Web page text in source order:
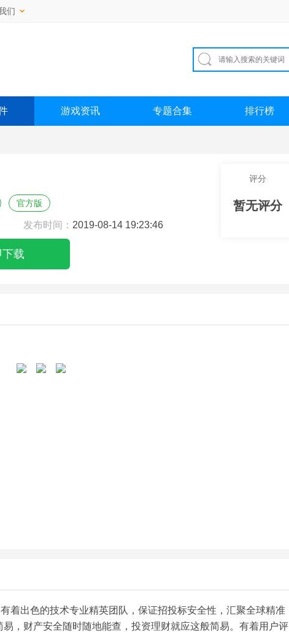
们
游戏资讯 专题合集 排行榜
官方版
发布时间： 2019-08-14 19:23:46
下载
评分
暂无评分
着出色的技术专业精英团队，保证招投标安全性，汇聚全球精准
，财产安全随时随地能查，投资理财就应这般简易。有着用户评